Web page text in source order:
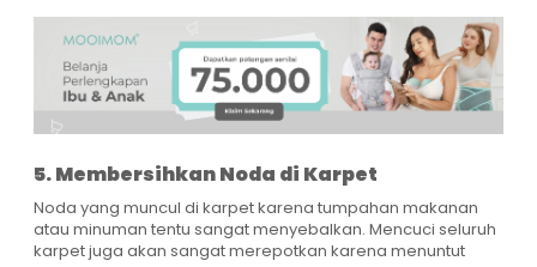
5. Membersihkan Noda di Karpet
Noda yang muncul di karpet karena tumpahan makanan
atau minuman tentu sangat menyebalkan. Mencuci seluruh
karpet juga akan sangat merepotkan karena menuntut